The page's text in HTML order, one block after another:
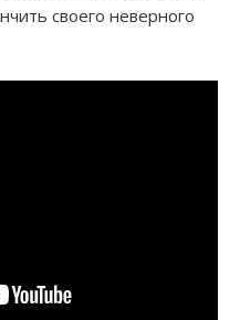
своего неверного